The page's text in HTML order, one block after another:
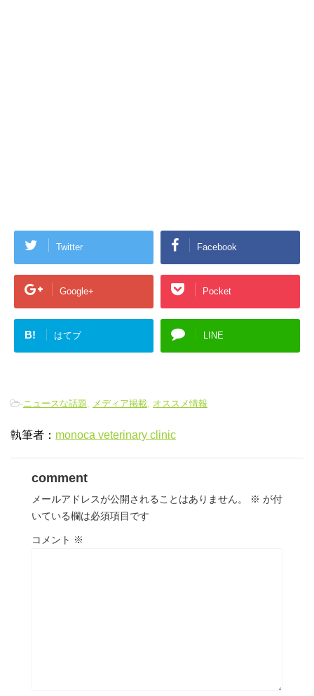
Twitter Facebook
Google+ Pocket
B! はてブ LINE
-ニュースな話題 メディア掲載 オススメ情報
執筆者： monoca veterinary clinic
comment
メールアドレスが公開されることはありません。 ※ が付
いている欄は必須項目です
コメント ※